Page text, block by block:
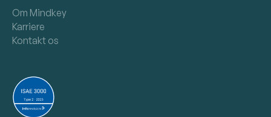
Om Mindkey
Karriere
Kontakt os